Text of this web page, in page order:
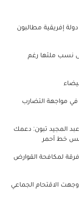
تأشيرة الدخول للولايات المتحدة: مواطنو 30 دولة إفريقية مطالبون
نسب ملئها رغم
مواجهة التضارب
المجيد تبون: دعمك
خط أحمر
لمكافحة القوارض
الاقتحام الجماعي